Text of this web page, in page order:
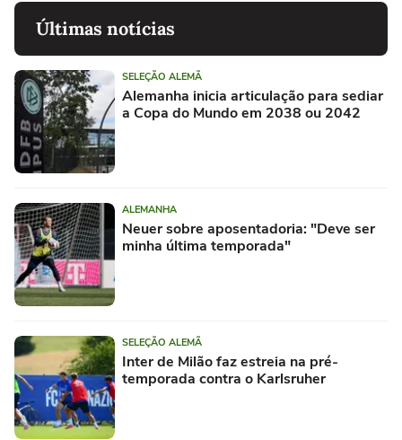
Últimas notícias
SELEÇÃO ALEMÃ
Alemanha inicia articulação para sediar
a Copa do Mundo em 2038 ou 2042
ALEMANHA
Neuer sobre aposentadoria: "Deve ser
minha última temporada"
SELEÇÃO ALEMÃ
Inter de Milão faz estreia na pré-
temporada contra o Karlsruher